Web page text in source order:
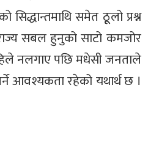
समेत ठूूलो प्रश्न
सबल हुनुको साटो कमजोर
नलगाए पछि मधेसी जनताले
आवश्यकता रहेको यथार्थ छ ।